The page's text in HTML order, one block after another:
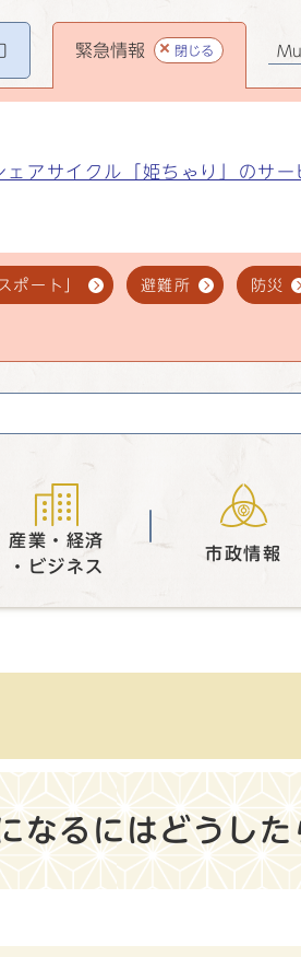
緊急情報 閉じる
ェアサイクル「姫ちゃり」のサ
ポート」 避難所 防災
産業・経済
・ビジネス
市政情報
なるにはどうし